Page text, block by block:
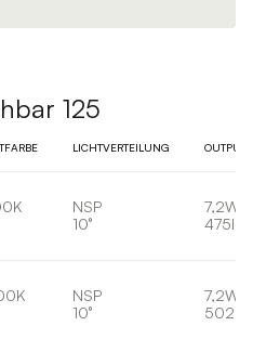
125
LICHTVERTEILUNG OUTPUT
NSP
10°
7,2W
475lm
NSP
10°
7,2W
502lm